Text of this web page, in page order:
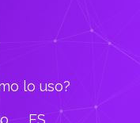
lo uso?
ES